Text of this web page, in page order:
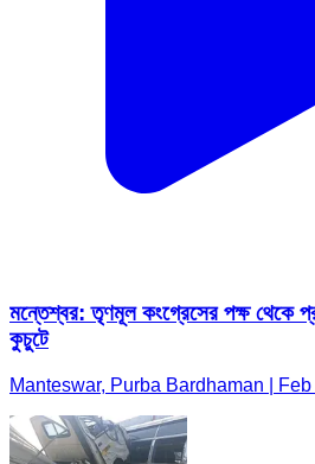
মন্তেশ্বর: তৃণমূল কংগ্রেসের পক্ষ থেকে
কুচুটে
Manteswar, Purba Bardhaman |